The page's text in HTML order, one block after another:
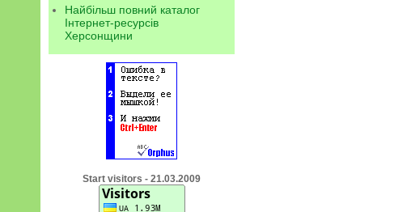
Найбільш повний каталог
Інтернет-ресурсів
Херсонщини
Start visitors - 21.03.2009